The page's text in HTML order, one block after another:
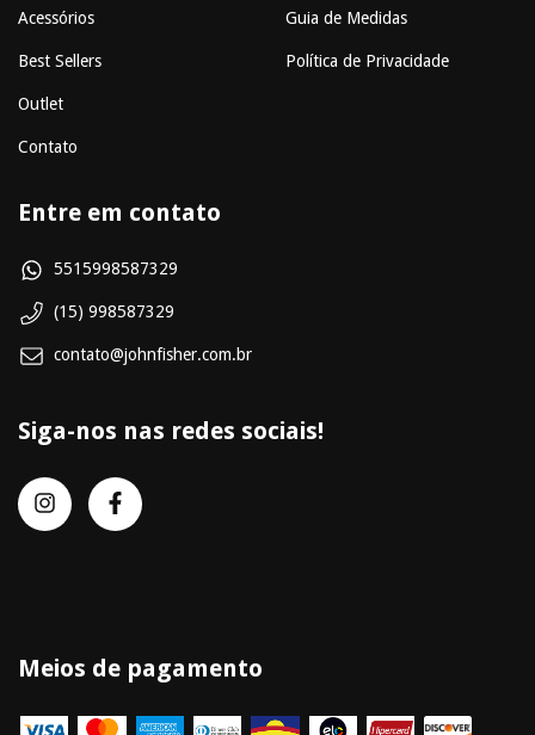
Acessórios
Best Sellers
Outlet
Contato
Guia de Medidas
Política de Privacidade
Entre em contato
5515998587329
(15) 998587329
contato@johnfisher.com.br
Siga-nos nas redes sociais!
Meios de pagamento